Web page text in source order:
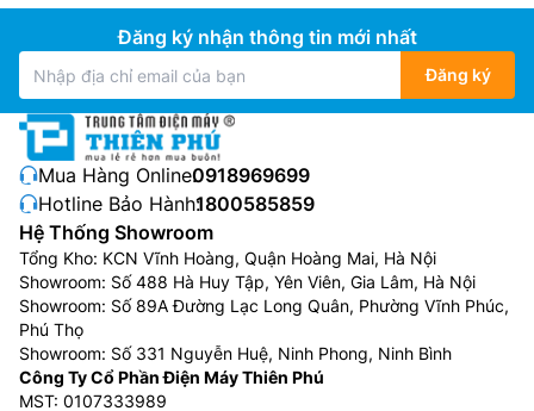
Đăng ký nhận thông tin mới nhất
Đăng ký
Mua Hàng Online:0918969699
Hotline Bảo Hành:1800585859
Hệ Thống Showroom
Tổng Kho: KCN Vĩnh Hoàng, Quận Hoàng Mai, Hà Nội
Showroom: Số 488 Hà Huy Tập, Yên Viên, Gia Lâm, Hà Nội
Showroom: Số 89A Đường Lạc Long Quân, Phường Vĩnh Phúc,
Phú Thọ
Showroom: Số 331 Nguyễn Huệ, Ninh Phong, Ninh Bình
Công Ty Cổ Phần Điện Máy Thiên Phú
MST: 0107333989